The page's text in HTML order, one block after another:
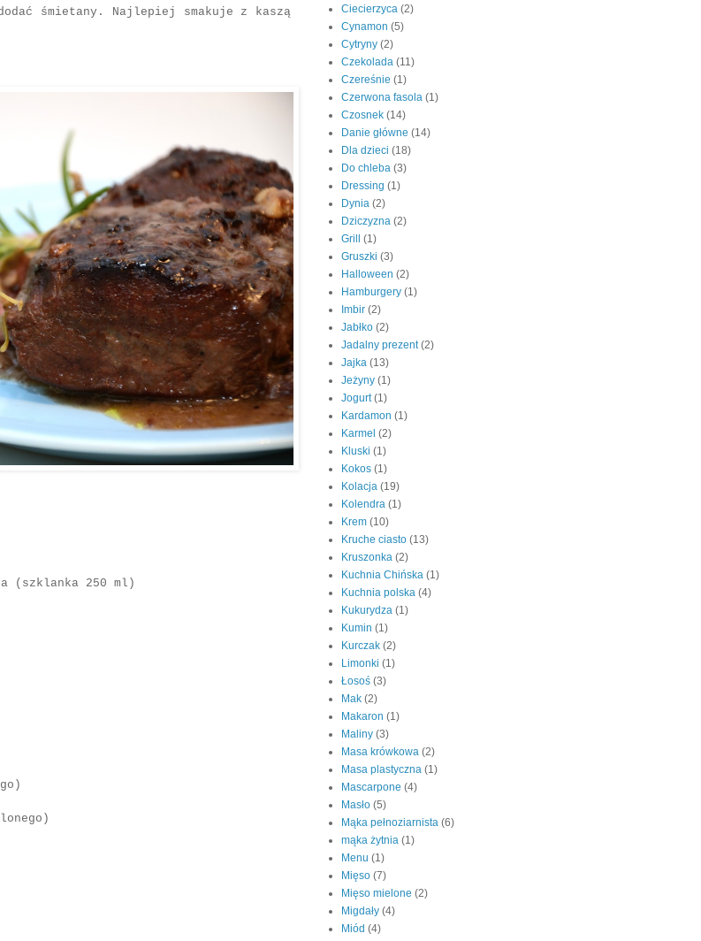
dodać śmietany. Najlepiej smakuje z kaszą
(szklanka 250 ml)
Ciecierzyca (2)
Cynamon (5)
Cytryny (2)
Czekolada (11)
Czereśnie (1)
Czerwona fasola (1)
Czosnek (14)
Danie główne (14)
Dla dzieci (18)
Do chleba (3)
Dressing (1)
Dynia (2)
Dziczyzna (2)
Grill (1)
Gruszki (3)
Halloween (2)
Hamburgery (1)
Imbir (2)
Jabłko (2)
Jadalny prezent (2)
Jajka (13)
Jeżyny (1)
Jogurt (1)
Kardamon (1)
Karmel (2)
Kluski (1)
Kokos (1)
Kolacja (19)
Kolendra (1)
Krem (10)
Kruche ciasto (13)
Kruszonka (2)
Kuchnia Chińska (1)
Kuchnia polska (4)
Kukurydza (1)
Kumin (1)
Kurczak (2)
Limonki (1)
Łosoś (3)
Mak (2)
Makaron (1)
Maliny (3)
Masa krówkowa (2)
Masa plastyczna (1)
Mascarpone (4)
Masło (5)
Mąka pełnoziarnista (6)
mąka żytnia (1)
Menu (1)
Mięso (7)
Mięso mielone (2)
Migdały (4)
Miód (4)